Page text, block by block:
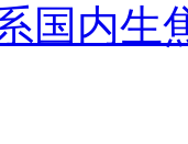
国内生